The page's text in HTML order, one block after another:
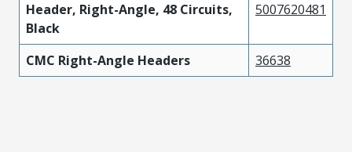
Header, Right-Angle, 48 Circuits,
Black
5007620481
CMC Right-Angle Headers 36638